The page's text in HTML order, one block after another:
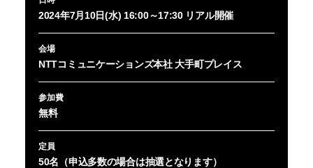
2024年7月10日(水) 16:00～17:30 リアル開催
会場
NTTコミュニケーションズ本社 大手町プレイス
参加費
無料
定員
50名（申込多数の場合は抽選となります）